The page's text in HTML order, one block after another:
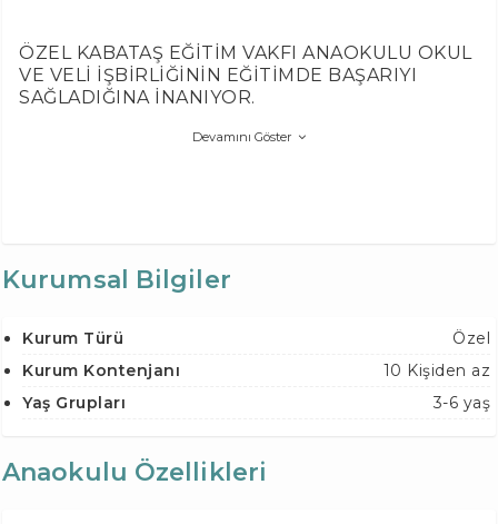
ÖZEL KABATAŞ EĞİTİM VAKFI ANAOKULU OKUL
VE VELİ İŞBİRLİĞİNİN EĞİTİMDE BAŞARIYI
SAĞLADIĞINA İNANIYOR.
Devamını Göster
Kurumsal Bilgiler
Kurum Türü
Özel
Kurum Kontenjanı
10 Kişiden az
Yaş Grupları
3-6 yaş
Anaokulu Özellikleri